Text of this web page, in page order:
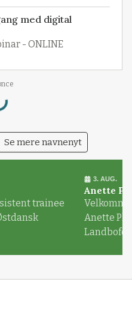
med digital
- ONLINE
Se mere navnenyt
trainee
3. AUG.
Anette
Anette